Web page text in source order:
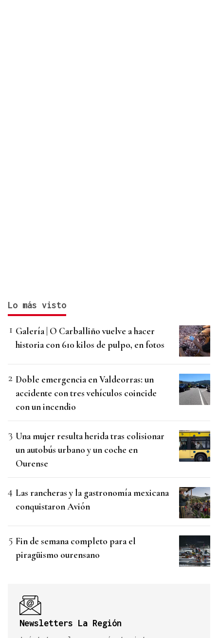
Lo más visto
Galería | O Carballiño vuelve a hacer
historia con 610 kilos de pulpo, en fotos
Doble emergencia en Valdeorras: un
accidente con tres vehículos coincide
con un incendio
Una mujer resulta herida tras colisionar
un autobús urbano y un coche en
Ourense
Las rancheras y la gastronomía mexicana
conquistaron Avión
Fin de semana completo para el
piragüismo ourensano
Newsletters La Región